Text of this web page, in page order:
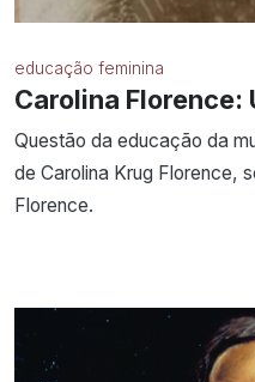
educação feminina
Carolina Florence:
Questão da educação da
de Carolina Krug Florence,
Florence.